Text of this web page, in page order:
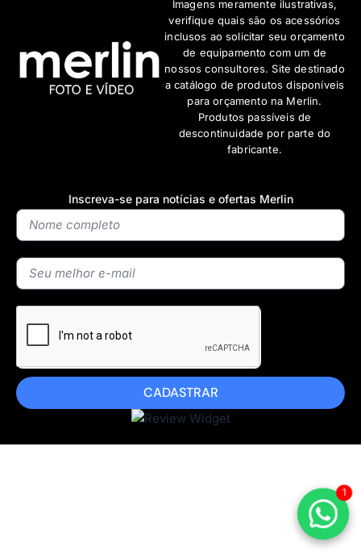
Inscreva-se para notícias e ofertas Merlin
CADASTRAR
Imagens meramente ilustrativas,
verifique quais são os acessórios
inclusos ao solicitar seu orçamento
de equipamento com um de
nossos consultores. Site destinado
a catálogo de produtos disponíveis
para orçamento na Merlin.
Produtos passíveis de
descontinuidade por parte do
fabricante.
1